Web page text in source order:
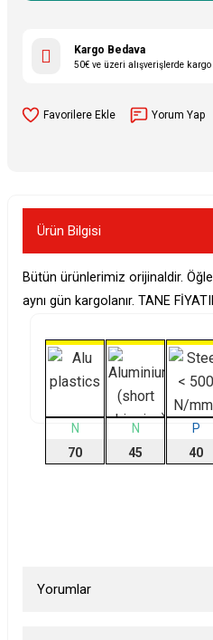
Kargo Bedava
50€ ve üzeri alışverişlerde kargo
Yorum Yap
Ürün Bilgisi
Bütün ürünlerimiz orijinaldir.
aynı gün kargolanır. TANE
N
70
N
45
P
40
Yorumlar